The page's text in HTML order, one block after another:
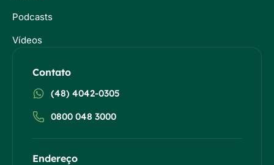
Podcasts
Vídeos
Contato
(48) 4042-0305
0800 048 3000
Endereço